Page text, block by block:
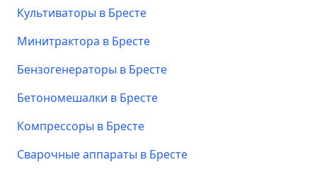
Культиваторы в Бресте
Минитрактора в Бресте
Бензогенераторы в Бресте
Бетономешалки в Бресте
Компрессоры в Бресте
Сварочные аппараты в Бресте